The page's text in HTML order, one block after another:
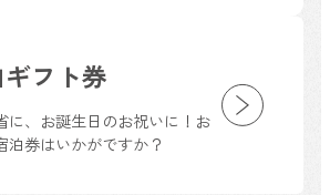
フト券
に、お誕生日のお祝いに！お
泊券はいかがですか？